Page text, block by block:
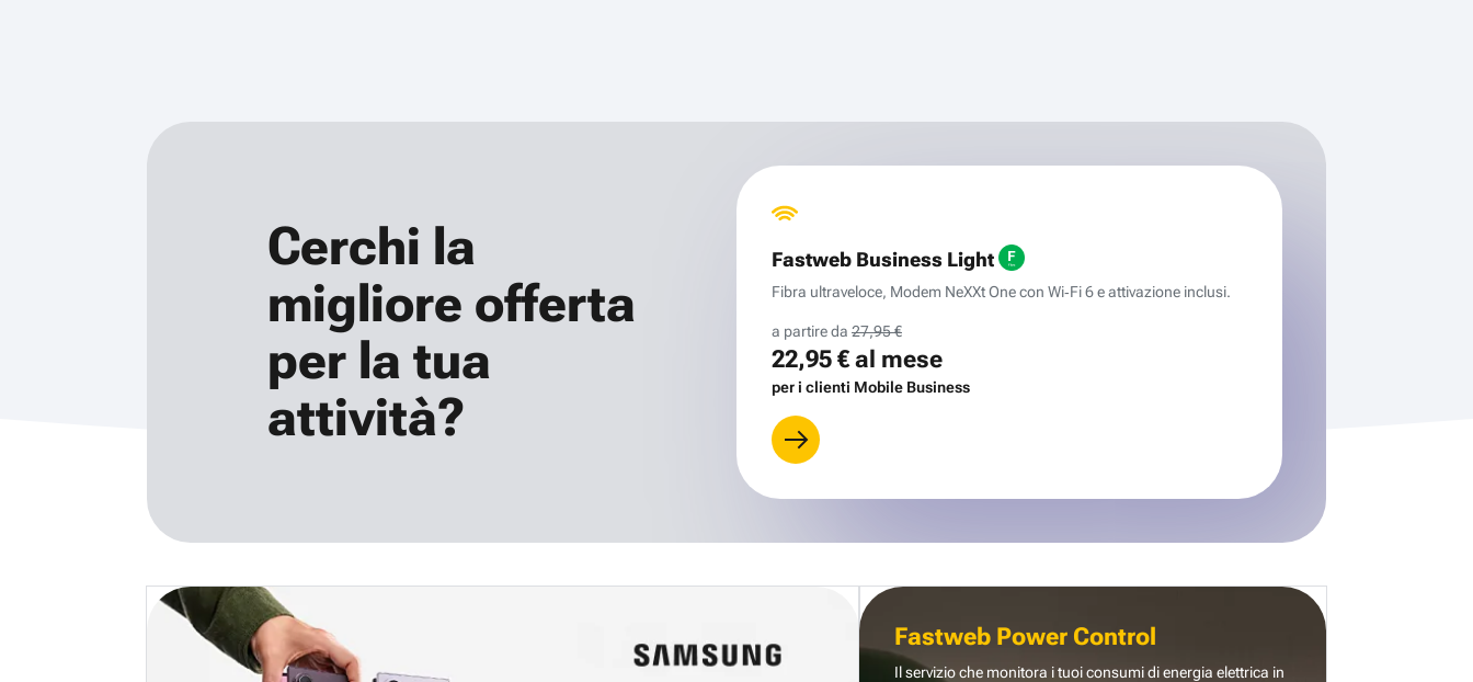
Cerchi la
migliore offerta
per la tua
attività?
Fastweb Business Light
Fibra ultraveloce, Modem NeXXt One con Wi‑Fi 6 e attivazione inclusi.
a partire da 27,95 €
22,95 €al mese
per i clienti Mobile Business
Fastweb Power Control
Il servizio che monitora i tuoi consumi di energia elettrica in